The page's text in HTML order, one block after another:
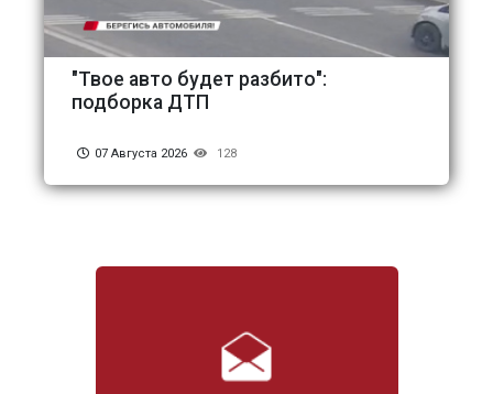
"Твое авто будет разбито":
подборка ДТП
07 Августа 2026 128